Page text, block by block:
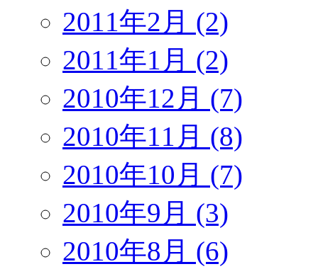
2011年2月 (2)
2011年1月 (2)
2010年12月 (7)
2010年11月 (8)
2010年10月 (7)
2010年9月 (3)
2010年8月 (6)